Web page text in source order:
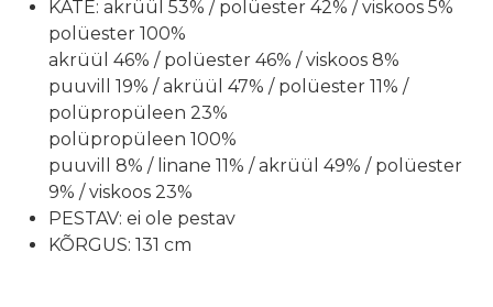
KATE: akrüül 53% / polüester 42% / viskoos 5%
polüester 100%
akrüül 46% / polüester 46% / viskoos 8%
puuvill 19% / akrüül 47% / polüester 11% /
polüpropüleen 23%
polüpropüleen 100%
puuvill 8% / linane 11% / akrüül 49% / polüester
9% / viskoos 23%
PESTAV: ei ole pestav
KÕRGUS: 131 cm